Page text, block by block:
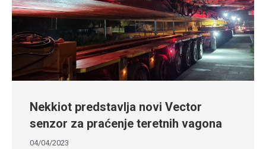
Nekkiot predstavlja novi Vector
senzor za praćenje teretnih vagona
04/04/2023